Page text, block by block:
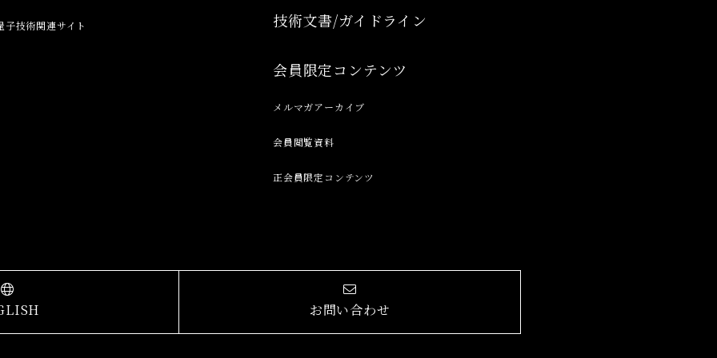
子技術関連サイト 技術文書/ガイドライン
会員限定コンテンツ
メルマガアーカイブ
会員閲覧資料
正会員限定コンテンツ
お問い合わせ